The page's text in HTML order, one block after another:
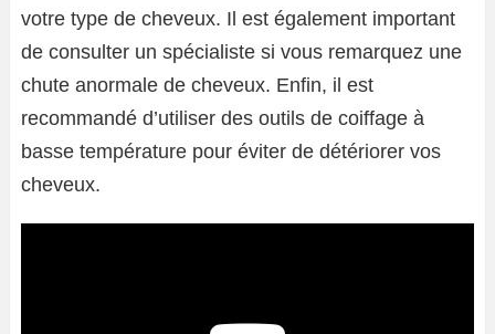
votre type de cheveux. Il est également important
de consulter un spécialiste si vous remarquez une
chute anormale de cheveux. Enfin, il est
recommandé d’utiliser des outils de coiffage à
basse température pour éviter de détériorer vos
cheveux.